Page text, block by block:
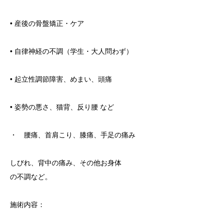
• 産後の骨盤矯正・ケア
• 自律神経の不調（学生・大人問わず）
• 起立性調節障害、めまい、頭痛
• 姿勢の悪さ、猫背、反り腰 など
・ 腰痛、首肩こり、膝痛、手足の痛み
しびれ、背中の痛み、その他お身体
の不調など。
施術内容：